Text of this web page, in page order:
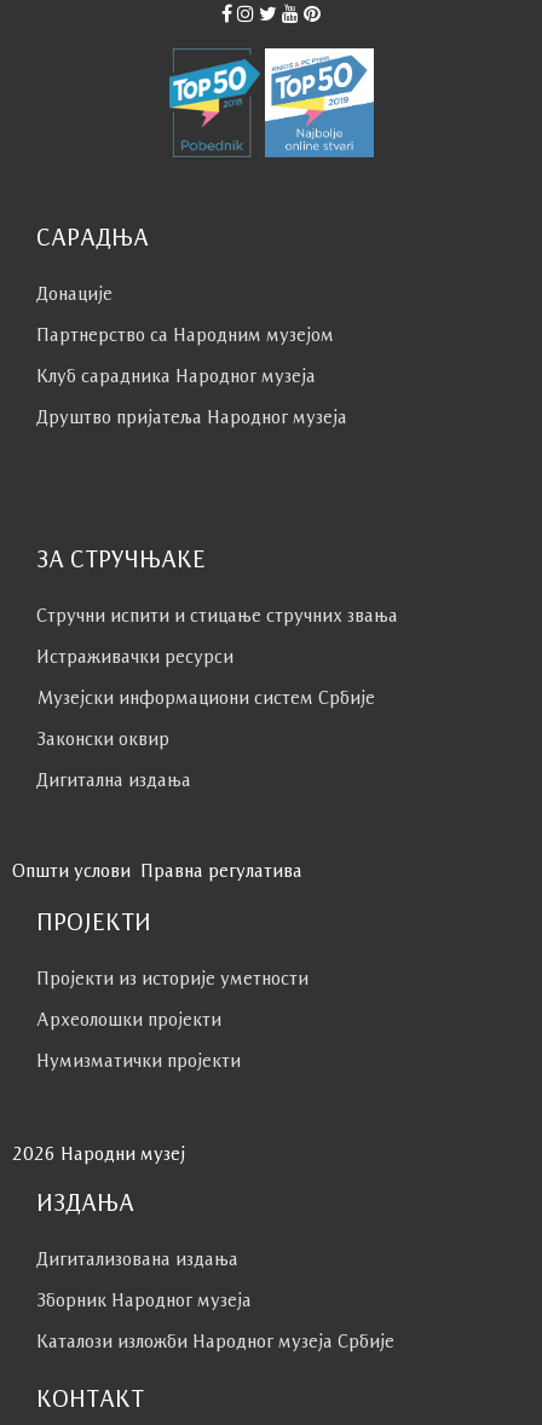
САРАДЊА
Донације
Партнерство са Народним музејoм
Клуб сaрaдникa Народног музеја
Друштво пријатеља Народног музеја
ЗА СТРУЧЊАКЕ
Стручни испити и стицање стручних звања
Истраживачки ресурси
Музејски информациони систем Србије
Законски оквир
Дигитална издања
Општи услови Правна регулатива
ПРОЈЕКТИ
Пројекти из историје уметности
Археолошки пројекти
Нумизматички пројекти
2026 Народни музеј
ИЗДАЊА
Дигитализована издања
Зборник Народног музеја
Каталози изложби Народног музеја Србије
КОНТАКТ